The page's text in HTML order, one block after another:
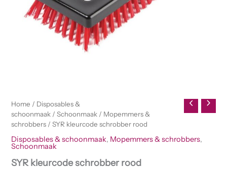
Home / Disposables &
schoonmaak /Schoonmaak / Mopemmers &
schrobbers / SYR kleurcode schrobber rood
Disposables & schoonmaak, Mopemmers & schrobbers,
Schoonmaak
SYR kleurcode schrobber rood